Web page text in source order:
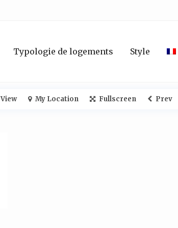
Typologie de logements Style
View My Location Fullscreen Prev